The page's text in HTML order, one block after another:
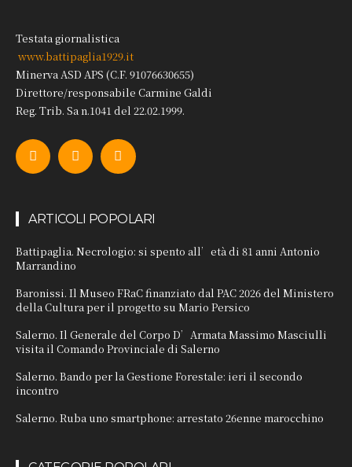
Testata giornalistica
www.battipaglia1929.it
Minerva ASD APS (C.F. 91076630655)
Direttore/responsabile Carmine Galdi
Reg. Trib. Sa n.1041 del 22.02.1999.
ARTICOLI POPOLARI
Battipaglia. Necrologio: si spento all’età di 81 anni Antonio
Marrandino
Baronissi. Il Museo FRaC finanziato dal PAC 2026 del Ministero
della Cultura per il progetto su Mario Persico
Salerno. Il Generale del Corpo D’Armata Massimo Masciulli
visita il Comando Provinciale di Salerno
Salerno. Bando per la Gestione Forestale: ieri il secondo
incontro
Salerno. Ruba uno smartphone: arrestato 26enne marocchino